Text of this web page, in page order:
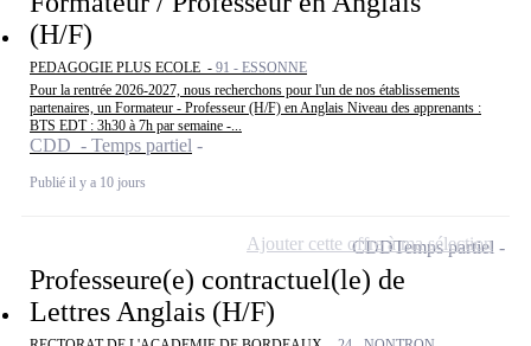
(H/F)
PEDAGOGIE PLUS ECOLE - 91 - ESSONNE
Pour la rentrée 2026-2027, nous recherchons pour l'un de nos établissements
partenaires, un Formateur - Professeur (H/F) en Anglais Niveau des apprenants :
BTS EDT : 3h30 à 7h par semaine -...
CDD - Temps partiel
Publié il y a 10 jours
Professeure(e) contractuel(le) de
Lettres Anglais (H/F)
CDDTemps partiel
Ajouter cette offre à ma sélection